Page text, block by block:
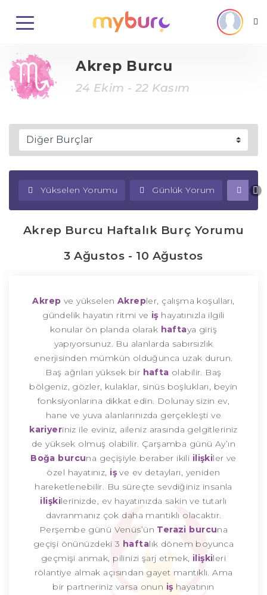
Akrep Burcu
24 Ekim - 22 Kasım
Yükselen Yorumu Günlük Yorum
Akrep Burcu Haftalık Burç Yorumu
3 Ağustos - 10 Ağustos
Akrep ve yükselen Akrepler, çalışma koşulları,
gündelik hayatın ritmi ve iş hayatınızla ilgili
konular ön planda olarak haftaya giriş
yapıyorsunuz. Bu alanlarda sabırsızlık
enerjisinden mümkün olduğunca uzak durun.
Baş ağrıları yüksek bir hafta olabilir. Baş
bölgeniz, gözler, kulaklar, sinüs boşlukları, beyin
fonksiyonlarına dikkat edin. Dolunay sizin ev,
hane ve yuva alanlarınızda gerçekleşti ve
kariyeriniz ile eviniz, aileniz arasında gelgitleriniz
de yüksek olmuş olabilir. Çarşamba günü Ay’ın
Boğa burcuna geçişiyle beraber ikili ilişkiler ve
özel hayatınız, işve ev detayları, yeniden
hareketlenebilir. Bu süreçte sevdiğiniz insanla
ilişkilerinizde, ev hayatınızda sakin ve tutarlı
davranmanız çok daha mantıklı olacaktır.
Perşembe günü Venüs’ün Terazi burcuna
geçişi önünüzdeki 3 haftalık dönem boyunca
geçmişi anmak, pilinizi şarj etmek, ilişkileri
rölantiye almak açısından gayet mantıklı. Ama
bir partneriniz varsa onun iş hayatının